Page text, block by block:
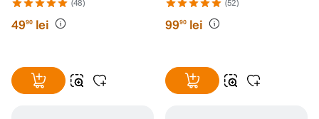
(48)
4990 lei
(52)
9990 lei